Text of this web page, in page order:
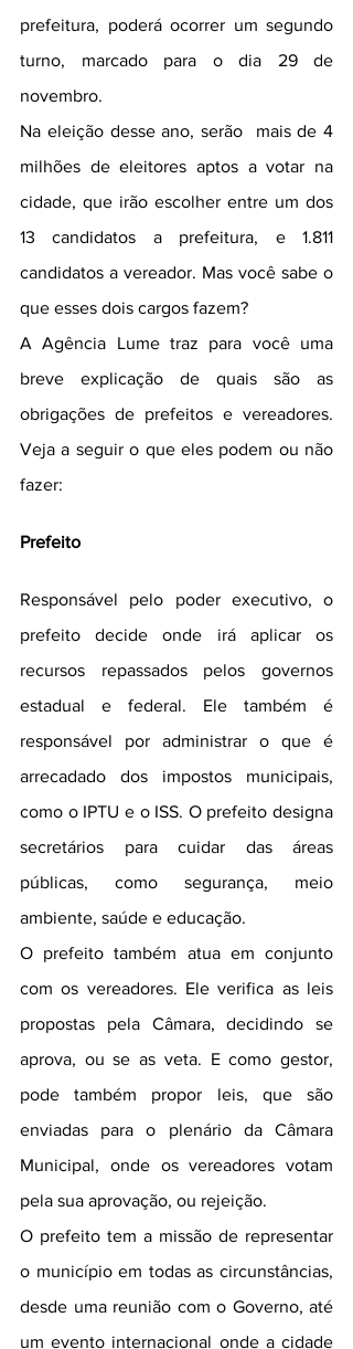
prefeitura, poderá ocorrer um segundo
turno, marcado para o dia 29 de
novembro.
Na eleição desse ano, serão  mais de 4
milhões de eleitores aptos a votar na
cidade, que irão escolher entre um dos
13 candidatos a prefeitura, e 1.811
candidatos a vereador. Mas você sabe o
que esses dois cargos fazem?
A Agência Lume traz para você uma
breve explicação de quais são as
obrigações de prefeitos e vereadores.
Veja a seguir o que eles podem ou não
fazer:
Prefeito
Responsável pelo poder executivo, o
prefeito decide onde irá aplicar os
recursos repassados pelos governos
estadual e federal. Ele também é
responsável por administrar o que é
arrecadado dos impostos municipais,
como o IPTU e o ISS. O prefeito designa
secretários para cuidar das áreas
públicas, como segurança, meio
ambiente, saúde e educação.
O prefeito também atua em conjunto
com os vereadores. Ele verifica as leis
propostas pela Câmara, decidindo se
aprova, ou se as veta. E como gestor,
pode também propor leis, que são
enviadas para o plenário da Câmara
Municipal, onde os vereadores votam
pela sua aprovação, ou rejeição.
O prefeito tem a missão de representar
o município em todas as circunstâncias,
desde uma reunião com o Governo, até
um evento internacional onde a cidade